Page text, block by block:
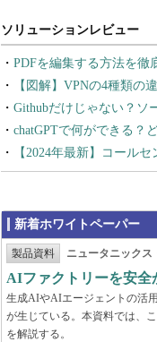
PDFを編集する方法を徹
【図解】VPNの4種類の
Githubだけじゃない？ソ
chatGPTで何ができる？
【2024年最新】コール
新着ホワイトペーパー
製品資料 ニュータニックス
AIファクトリーを安
生成AIやAIエージェントの活
が生じている。本資料では、
を解説する。